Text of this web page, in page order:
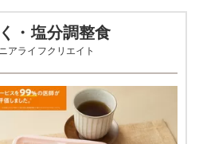
、食塩相当量：1.2g
養素です。お弁当献立の一例と
め、実際にご提供可能なメニュ
ご注意ください。
4～6品
514～538kcal
2.0g未満
18.7～21.9g
・塩分調整食
アライフクリエイト